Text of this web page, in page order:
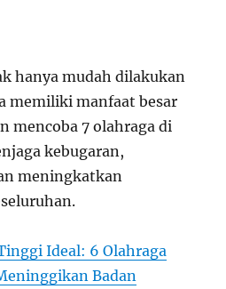
hanya mudah dilakukan
memiliki manfaat besar
mencoba 7 olahraga di
kebugaran,
meningkatkan
Ideal: 6 Olahraga
Badan